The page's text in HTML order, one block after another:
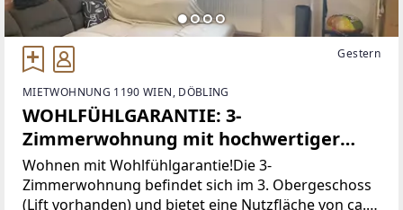
Gestern
MIETWOHNUNG 1190 WIEN, DÖBLING
WOHLFÜHLGARANTIE: 3-
Zimmerwohnung mit hochwertiger
Ausstattung - WG-geeignet!
Wohnen mit Wohlfühlgarantie!Die 3-
Zimmerwohnung befindet sich im 3. Obergeschoss
(Lift vorhanden) und bietet eine Nutzfläche von ca.